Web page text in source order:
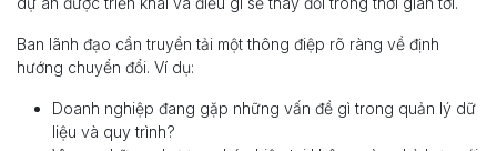
Ban lãnh đạo cần truyền tải một thông điệp rõ ràng về định
hướng chuyển đổi. Ví dụ:
Doanh nghiệp đang gặp những vấn đề gì trong quản lý dữ
liệu và quy trình?